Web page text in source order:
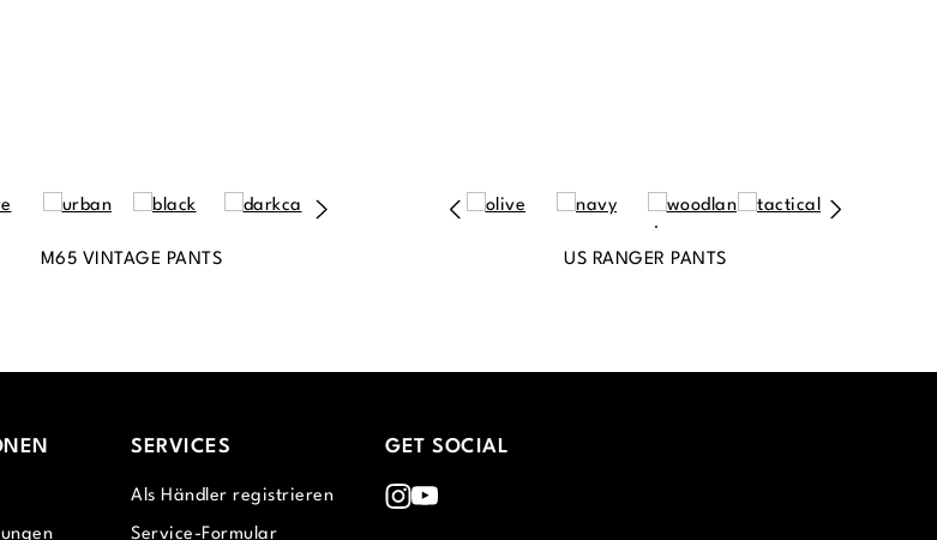
M65 VINTAGE PANTS US RANGER PANTS
SERVICES
Als Händler registrieren
Service-Formular
GET SOCIAL
Instagram
Youtube